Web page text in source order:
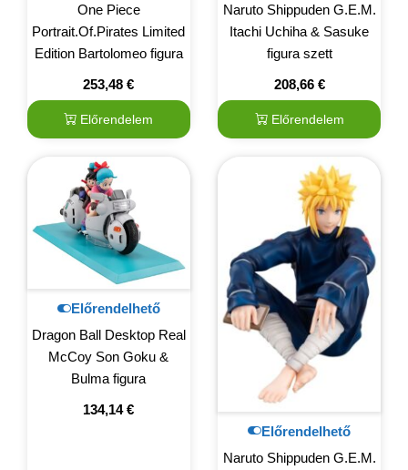
One Piece
Portrait.Of.Pirates Limited
Edition Bartolomeo figura
253,48€
Előrendelem
Naruto Shippuden G.E.M.
Itachi Uchiha & Sasuke
figura szett
208,66 €
Előrendelem
Előrendelhető
Dragon Ball Desktop Real
McCoy Son Goku &
Bulma figura
134,14€
Előrendelhető
Naruto Shippuden G.E.M.